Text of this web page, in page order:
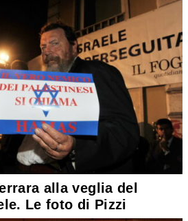
alla veglia del
Le foto di Pizzi